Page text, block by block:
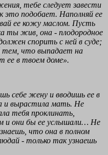
тебе следует завести
это подобает. Наполняй ее
ее кожу маслом. Пусть
ты жив, она - плодородное
спорить с ней в суде;
тем, что выпадает на
ее в твоем доме».
себе жену и вводишь ее в
и вырастила мать. Не
тебя проклинать,
и они бы ее услышали… Не
что она в полном
- только так узнаешь